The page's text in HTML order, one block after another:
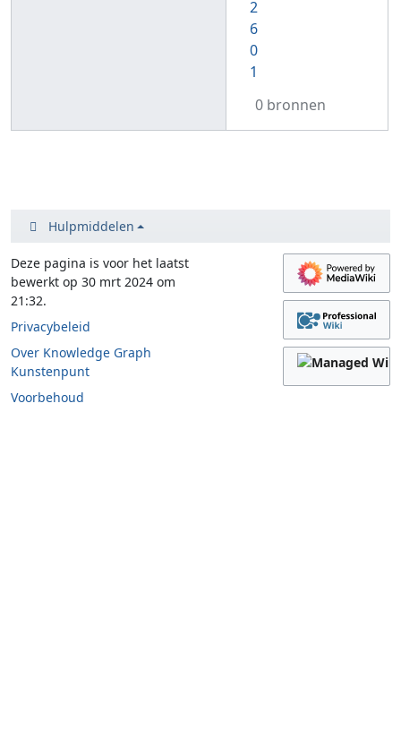
2
6
0
1
0 bronnen
Hulpmiddelen
Deze pagina is voor het laatst
bewerkt op 30 mrt 2024 om
21:32.
Privacybeleid
Over Knowledge Graph
Kunstenpunt
Voorbehoud